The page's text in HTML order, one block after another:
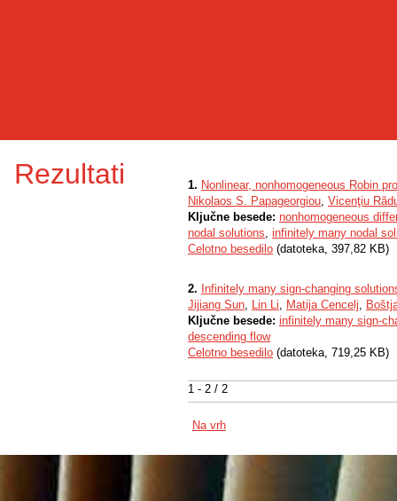
Rezultati
1 - 2 / 2
1. Nonlinear, nonhomogeneous Robin
Nikolaos S. Papageorgiou, Vicenţiu
Ključne besede: nonhomogeneous
nodal solutions, infinitely many nodal
Celotno besedilo (datoteka, 397,82 KB)
2. Infinitely many sign-changing
Jijiang Sun, Lin Li, Matija Cencelj,
Ključne besede: infinitely many sign-
descending flow
Celotno besedilo (datoteka, 719,25 KB)
Na vrh